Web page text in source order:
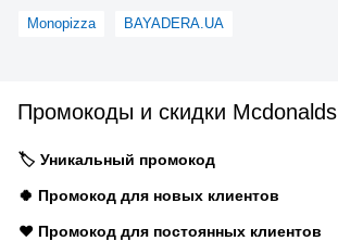
Промокоды и скидки Mcdonalds
🏷️ Уникальный промокод
🍀 Промокод для новых клиентов
❤️ Промокод для постоянных клиентов
Monopizza BAYADERA.UA